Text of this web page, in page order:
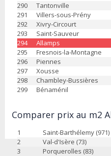
290
Tantonville
291
Villers-sous-Prény
292
Xivry-Circourt
293
Saint-Sauveur
294
Allamps
295
Fresnois-la-Montagne
296
Piennes
297
Xousse
298
Chambley-Bussières
299
Bénaménil
Comparer prix au m2
1 Saint-Barthélemy (971)
2
Val-d'Isère (73)
3
Porquerolles (83)